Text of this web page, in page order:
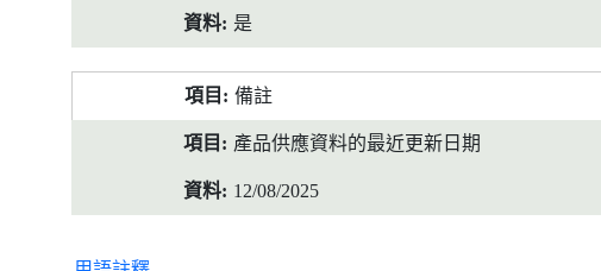
是
備註
產品供應資料的最近更新日期
12/08/2025